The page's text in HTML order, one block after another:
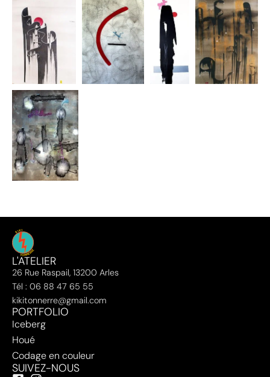
L'ATELIER
26 Rue Raspail, 13200 Arles
Tél : 06 88 47 65 55
kikitonnerre@gmail.com
PORTFOLIO
Iceberg
Houé
Codage en couleur
SUIVEZ-NOUS